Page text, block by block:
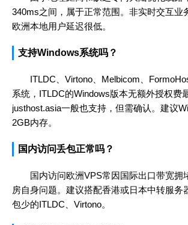
340ms之间，属于正常范围。非实时交互业
欧洲本地用户延迟很低。
支持Windows系统吗？
ITLDC、Virtono、Melbicom、
系统，ITLDC的Windows版本无额外授权费
justhost.asia一般也支持，但需确认。建议
2GB内存。
国内访问丢包正常吗？
国内访问欧洲VPS常因国际出口带宽拥
房自身问题。建议搭配香港或日本中转服务
包少的ITLDC、Virtono。